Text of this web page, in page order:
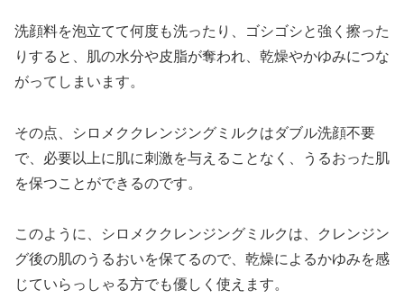
洗顔料を泡立てて何度も洗ったり、ゴシゴシと強く擦った
りすると、肌の水分や皮脂が奪われ、乾燥やかゆみにつな
がってしまいます。
その点、シロメククレンジングミルクはダブル洗顔不要
で、必要以上に肌に刺激を与えることなく、うるおった肌
を保つことができるのです。
このように、シロメククレンジングミルクは、クレンジン
グ後の肌のうるおいを保てるので、乾燥によるかゆみを感
じていらっしゃる方でも優しく使えます。